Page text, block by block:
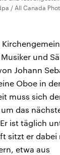
/ All Canada
und
Johann
Oboe in
muss sich
das
ist täglich
sitzt er dabei
etwa aus